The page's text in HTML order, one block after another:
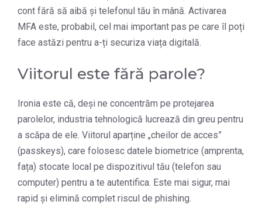
cont fără să aibă și telefonul tău în mână. Activarea
MFA este, probabil, cel mai important pas pe care îl poți
face astăzi pentru a-ți securiza viața digitală.
Viitorul este fără parole?
Ironia este că, deși ne concentrăm pe protejarea
parolelor, industria tehnologică lucrează din greu pentru
a scăpa de ele. Viitorul aparține „cheilor de acces”
(passkeys), care folosesc datele biometrice (amprenta,
fața) stocate local pe dispozitivul tău (telefon sau
computer) pentru a te autentifica. Este mai sigur, mai
rapid și elimină complet riscul de phishing.